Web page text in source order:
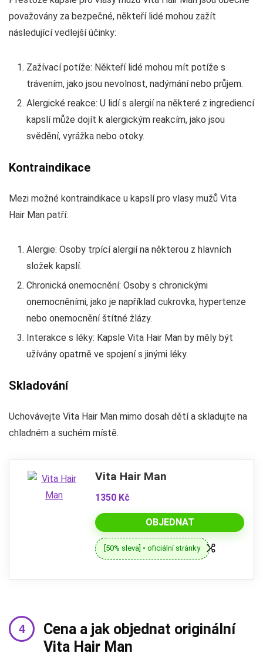
považovány za bezpečné, někteří lidé mohou zažít
následující vedlejší účinky:
Zažívací potíže: Někteří lidé mohou mít potíže s
trávením, jako jsou nevolnost, nadýmání nebo průjem.
Alergické reakce: U lidí s alergií na některé z ingrediencí
kapslí může dojít k alergickým reakcím, jako jsou
svědění, vyrážka nebo otoky.
Kontraindikace
Mezi možné kontraindikace u kapslí pro vlasy mužů Vita
Hair Man patří:
Alergie: Osoby trpící alergií na některou z hlavních
složek kapslí.
Chronická onemocnění: Osoby s chronickými
onemocněními, jako je například cukrovka, hypertenze
nebo onemocnění štítné žlázy.
Interakce s léky: Kapsle Vita Hair Man by měly být
užívány opatrně ve spojení s jinými léky.
Skladování
Uchovávejte Vita Hair Man mimo dosah dětí a skladujte na
chladném a suchém místě.
Vita Hair Man
1350 Kč
OBJEDNAT
[50% sleva] • oficiální stránky
Cena a jak objednat originální
Vita Hair Man